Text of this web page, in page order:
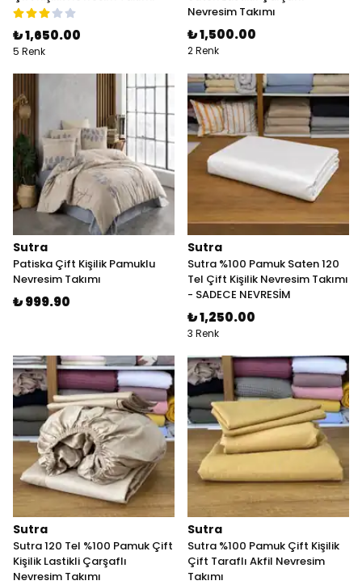
₺ 1,650.00
5 Renk
Nevresim Takımı
₺ 1,500.00
2 Renk
Sutra
Patiska Çift Kişilik Pamuklu
Nevresim Takımı
₺ 999.90
Sutra
Sutra %100 Pamuk Saten 120
Tel Çift Kişilik Nevresim Takımı
- SADECE NEVRESİM
₺ 1,250.00
3 Renk
Sutra
Sutra 120 Tel %100 Pamuk Çift
Kişilik Lastikli Çarşaflı
Nevresim Takımı
Sutra
Sutra %100 Pamuk Çift Kişilik
Çift Taraflı Akfil Nevresim
Takımı